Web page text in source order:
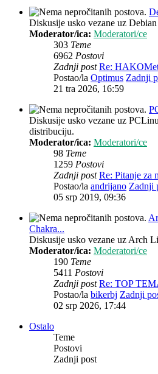
Diskusije usko vezane uz
Moderator/ica: Moderatori/ce
303 Teme
6962 Postovi
Zadnji post Re:
Postao/la Optimus Zadnji
21 tra 2026, 16:59
Diskusije usko vezane uz
distribuciju.
Moderator/ica: Moderatori/ce
98 Teme
1259 Postovi
Zadnji post Re: Pitanje za
Postao/la andrijano Zadnji
05 srp 2019, 09:36
Chakra...
Diskusije usko vezane uz Arch
Moderator/ica: Moderatori/ce
190 Teme
5411 Postovi
Zadnji post Re: TOP
Postao/la bikerbj Zadnji
02 srp 2026, 17:44
Ostalo
Teme
Postovi
Zadnji post